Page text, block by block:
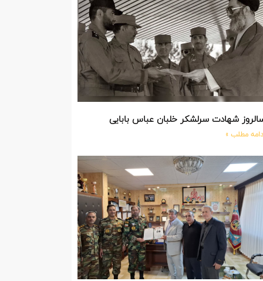
شهادت سرلشکر خلبان عباس بابایی
مطلب »